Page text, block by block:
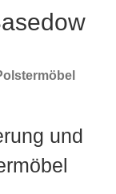
und